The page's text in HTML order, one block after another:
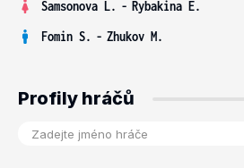
Samsonova L. - Rybakina E.
Fomin S. - Zhukov M.
Profily hráčů